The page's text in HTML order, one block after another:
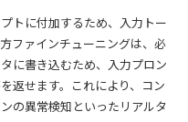
トに付加するため、入力トー
ファインチューニングは、必
に書き込むため、入力プロン
返せます。これにより、コン
の異常検知といったリアルタ